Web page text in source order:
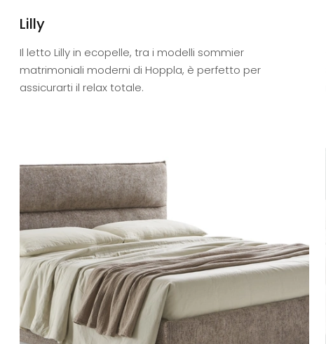
Lilly
Il letto Lilly in ecopelle, tra i modelli sommier
matrimoniali moderni di Hoppla, è perfetto per
assicurarti il relax totale.